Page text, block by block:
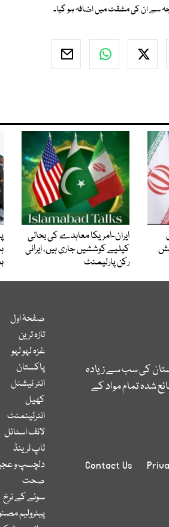
ان کی مشقت میں اضافہ ہو گیا۔
ایران-امریکا معاہدے کی بحالی
کیلیے کوششیں جاری ہیں، ایرانی
رکن پارلیمنٹ
کی سب سے زیادہ
شدہ تمام مواد کے
Contact Us
صفحۂ اول
تازہ ترین
غزہ لہو لہو
پاکستان
انٹر نیشنل
کھیل
انٹرٹینمنٹ
لائف اسٹائل
ٹاپ ٹرینڈ
دلچسپ و
صحت
سونے کے نرخ
پیٹرولیم